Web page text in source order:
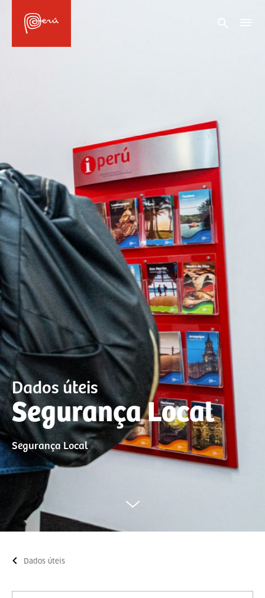
Dados úteis
Segurança Local
Segurança Local
Dados úteis